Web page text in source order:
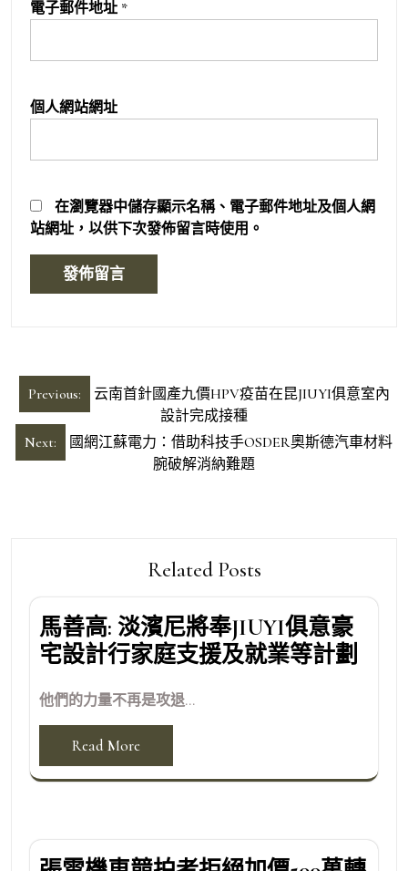
電子郵件地址 *
個人網站網址
在瀏覽器中儲存顯示名稱、電子郵件地址及個人網
站網址，以供下次發佈留言時使用。
文
章
導
Previous:
云南首針國產九價HPV疫苗在昆JIUYI俱意室內
設計完成接種
Next:
國網江蘇電力：借助科技手OSDER奧斯德汽車材料
腕破解消納難題
Related Posts
馬善高: 淡濱尼將奉JIUYI俱意豪
宅設計行家庭支援及就業等計劃
他們的力量不再是攻退...
Read More